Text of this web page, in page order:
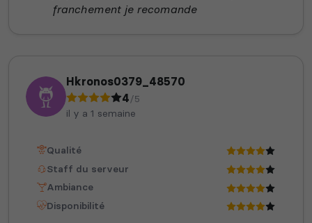
franchement je recomande
Hkronos0379_48570
4/5
il y a 1 semaine
Qualité
Staff du serveur
Ambiance
Disponibilité